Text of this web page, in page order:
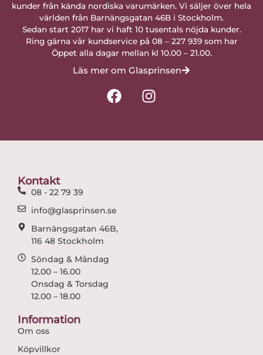
kunder från kända nordiska varumärken. Vi säljer över hela
världen från Barnängsgatan 46B i Stockholm.
Sedan start 2017 har vi haft 10 tusentals nöjda kunder.
Ring gärna vår kundservice på 08 – 227 939 som har
Öppet alla dagar mellan kl 10.00 – 21.00.
Läs mer om Glasprinsen
F
a
I
n
Kontakt
08 - 22 79 39
info@glasprinsen.se
Barnängsgatan 46B,
116 48 Stockholm
Söndag & Måndag
12.00 – 16.00
Onsdag & Torsdag
12.00 – 18.00
Information
Om oss
Köpvillkor